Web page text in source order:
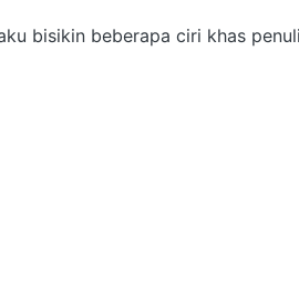
bisikin beberapa ciri khas